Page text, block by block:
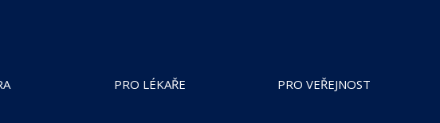
PRO LÉKAŘE PRO VEŘEJNOST